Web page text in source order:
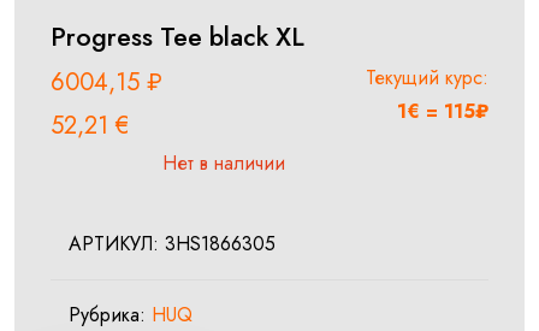
Progress Tee black XL
6004,15 ₽
52,21€
Текущий курс:
1€ = 115₽
Нет в наличии
АРТИКУЛ: 3HS1866305
Рубрика: HUQ